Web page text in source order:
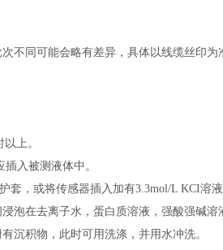
不同可能会略有差异，具体以线缆丝印为
上。
入被测液体中。
，或将传感器插入加有3.3mol/L KCI溶液
泡在去离子水，蛋白质溶液，强酸强碱溶
沉积物，此时可用洗涤，并用水冲洗。